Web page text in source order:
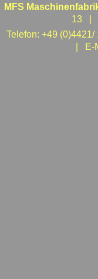
MFS
13 |
Telefon: +49
| E-